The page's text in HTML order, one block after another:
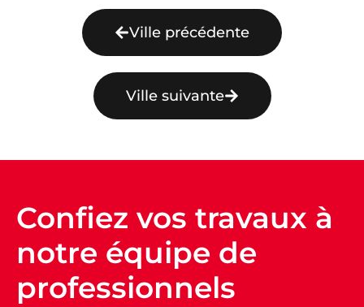
Ville précédente
Ville suivante
Confiez vos travaux à
notre équipe de
professionnels